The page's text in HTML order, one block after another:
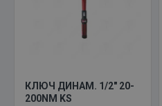
КЛЮЧ ДИНАМ. 1/2" 20-
200NM KS